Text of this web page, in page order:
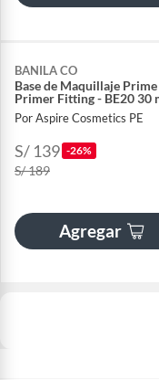
BANILA CO
Base de Maquillaje Prime
Primer Fitting - BE20 30
Por Aspire Cosmetics PE
S/ 139 -26%
S/ 189
Agregar